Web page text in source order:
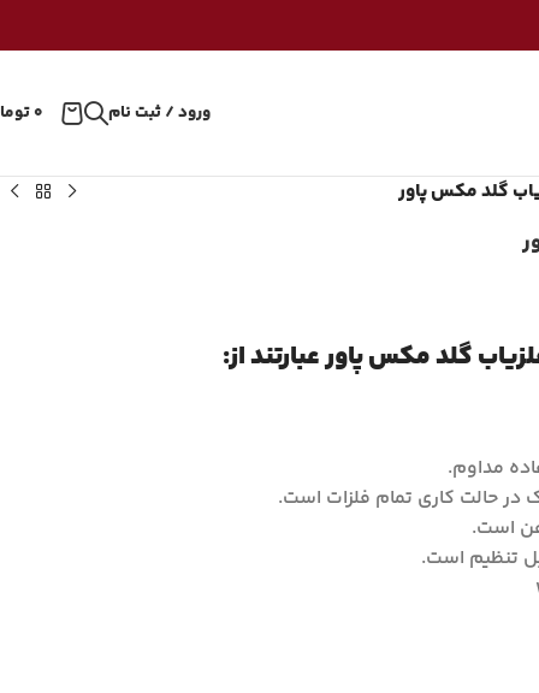
ورود / ثبت نام ۰
گلد مکس پاور
گلد مکس پاور عبارتند از:
مداوم.
حالت کاری تمام فلزات است.
است.
تنظیم است.